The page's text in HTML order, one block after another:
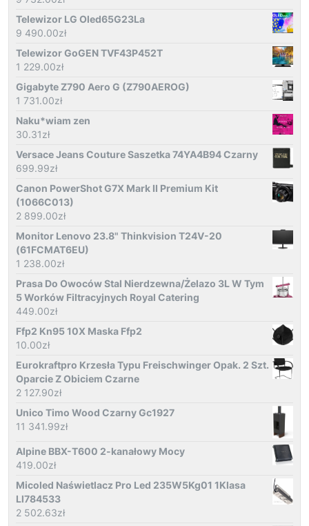
Telewizor LG Oled65G23La
9 490.00zł
Telewizor GoGEN TVF43P452T
1 229.00zł
Gigabyte Z790 Aero G (Z790AEROG)
1 731.00zł
Naku*wiam zen
30.31zł
Versace Jeans Couture Saszetka 74YA4B94 Czarny
699.99zł
Canon PowerShot G7X Mark II Premium Kit
(1066C013)
2 899.00zł
Monitor Lenovo 23.8" Thinkvision T24V-20
(61FCMAT6EU)
1 238.00zł
Prasa Do Owoców Stal Nierdzewna/Żelazo 3L W Tym
5 Worków Filtracyjnych Royal Catering
449.00zł
Ffp2 Kn95 10X Maska Ffp2
10.00zł
Eurokraftpro Krzesła Typu Freischwinger Opak. 2 Szt.
Oparcie Z Obiciem Czarne
2 127.90zł
Unico Timo Wood Czarny Gc1927
11 341.99zł
Alpine BBX-T600 2-kanałowy Mocy
419.00zł
Micoled Naświetlacz Pro Led 235W5Kg01 1Klasa
Ll784533
2 502.63zł